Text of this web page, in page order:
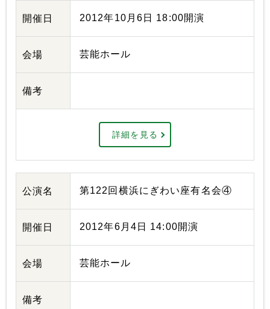
開催日 2012年10月6日 18:00開演
会場 芸能ホール
備考
詳細を見る
公演名 第122回横浜にぎわい座有名会④
開催日 2012年6月4日 14:00開演
会場 芸能ホール
備考